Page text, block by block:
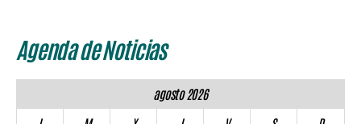
Agenda de Noticias
agosto 2026